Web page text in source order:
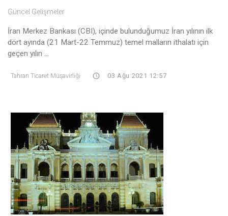
Güncel Gelişmeler
İran Merkez Bankası (CBI), içinde bulunduğumuz İran yılının ilk
dört ayında (21 Mart-22 Temmuz) temel malların ithalatı için
geçen yılın ...
Tahran Ticaret Müşavirliği 03 Ağu 2021 12:57